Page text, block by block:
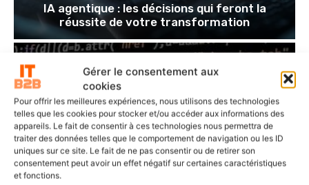
Gérer le consentement aux
cookies
Pour offrir les meilleures expériences, nous utilisons des technologies
telles que les cookies pour stocker et/ou accéder aux informations des
appareils. Le fait de consentir à ces technologies nous permettra de
traiter des données telles que le comportement de navigation ou les ID
uniques sur ce site. Le fait de ne pas consentir ou de retirer son
consentement peut avoir un effet négatif sur certaines caractéristiques
et fonctions.
IA agentique : les décisions qui feront la
réussite de votre transformation